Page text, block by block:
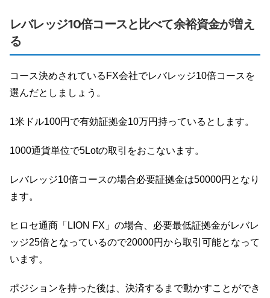
レバレッジ10倍コースと比べて余裕資金が増え
る
コース決めされているFX会社でレバレッジ10倍コースを
選んだとしましょう。
1米ドル100円で有効証拠金10万円持っているとします。
1000通貨単位で5Lotの取引をおこないます。
レバレッジ10倍コースの場合必要証拠金は50000円となり
ます。
ヒロセ通商「LION FX」の場合、必要最低証拠金がレバレ
ッジ25倍となっているので20000円から取引可能となって
います。
ポジションを持った後は、決済するまで動かすことができ